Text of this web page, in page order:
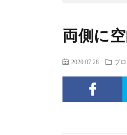
両側に
2020.07.28 ブ